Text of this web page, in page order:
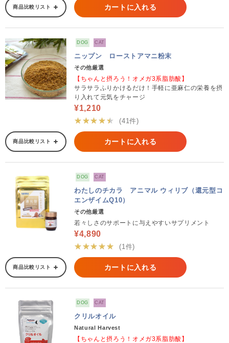
商品比較リスト カートに入れる
DOG CAT
ニップン ローストアマニ粉末
その他厳選
【ちゃんと摂ろう！オメガ3系脂肪酸】
サラサラふりかけるだけ！手軽に亜麻仁の栄養を摂
り入れて元気をチャージ
¥1,210
★★★★★
(41件)
商品比較リスト カートに入れる
DOG CAT
わたしのチカラ アニマル ウィリブ（還元型コ
エンザイムQ10）
その他厳選
若々しさのサポートに与えやすいサプリメント
¥4,890
★★★★★
(1件)
商品比較リスト カートに入れる
DOG CAT
クリルオイル
Natural Harvest
【ちゃんと摂ろう！オメガ3系脂肪酸】